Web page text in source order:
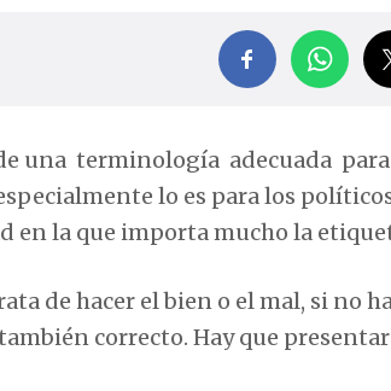
una terminología adecuada
lo es para los
en la que importa mucho la
de hacer el bien o el mal, si no
correcto. Hay que presentar